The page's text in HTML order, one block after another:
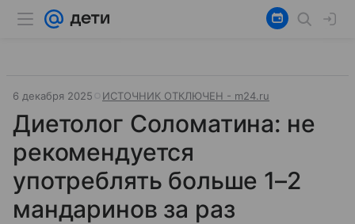
6 декабря 2025 ИСТОЧНИК ОТКЛЮЧЕН - m24.ru
Диетолог Соломатина: не
рекомендуется
употреблять больше 1–2
мандаринов за раз